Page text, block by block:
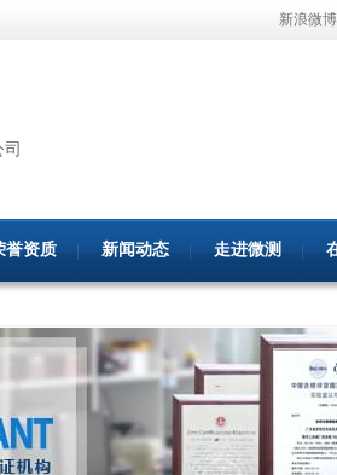
新浪微博
誉资质 新闻动态 走进微测